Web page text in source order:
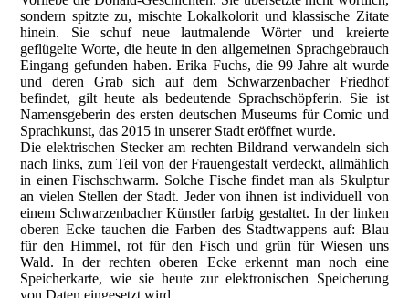
sondern spitzte zu, mischte Lokalkolorit und klassische Zitate
hinein. Sie schuf neue lautmalende Wörter und kreierte
geflügelte Worte, die heute in den allgemeinen Sprachgebrauch
Eingang gefunden haben. Erika Fuchs, die 99 Jahre alt wurde
und deren Grab sich auf dem Schwarzenbacher Friedhof
befindet, gilt heute als bedeutende Sprachschöpferin. Sie ist
Namensgeberin des ersten deutschen Museums für Comic und
Sprachkunst, das 2015 in unserer Stadt eröffnet wurde.
Die elektrischen Stecker am rechten Bildrand verwandeln sich
nach links, zum Teil von der Frauengestalt verdeckt, allmählich
in einen Fischschwarm. Solche Fische findet man als Skulptur
an vielen Stellen der Stadt. Jeder von ihnen ist individuell von
einem Schwarzenbacher Künstler farbig gestaltet. In der linken
oberen Ecke tauchen die Farben des Stadtwappens auf: Blau
für den Himmel, rot für den Fisch und grün für Wiesen uns
Wald. In der rechten oberen Ecke erkennt man noch eine
Speicherkarte, wie sie heute zur elektronischen Speicherung
von Daten eingesetzt wird.